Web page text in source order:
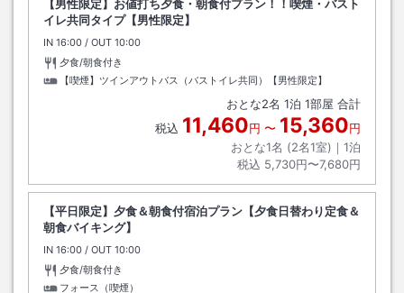
【男性限定】お値打ち夕食・朝食付プラン！！喫煙・バスト
イレ共同タイプ【男性限定】
IN チェックイン
16:00 / OUT チェックアウト
10:00
夕食/朝食付き
【喫煙】ツインアウトバス（バストイレ共同）【男性限定】
おとな2名 1泊 1部屋 合計
税込 11,460円 〜 15,360円
おとな1名 (2名1室)｜ 1泊
税込 5,730円〜7,680円
【平日限定】夕食＆朝食付宿泊プラン【夕食日替わり定食＆
朝食バイキング】
IN チェックイン
16:00 / OUT チェックアウト
10:00
夕食/朝食付き
フォース（喫煙）